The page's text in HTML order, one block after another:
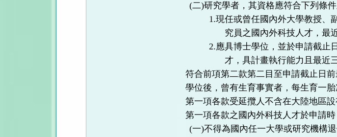
(二)研究學者，其資格應符合下列條件
1.現任或曾任國內外大學教授、
究員之國內外科技人才，最
2.應具博士學位，並於申請截止
才，具計畫執行能力且最近
符合前項第二款第二目至申請截止日
學位後，曾有生育事實者，每生育一胎
第一項各款受延攬人不含在大陸地區
第一項各款之國內外科技人才於申請
(一)不得為國內任一大學或研究機構